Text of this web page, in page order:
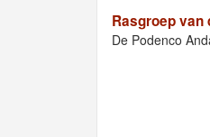
Rasgroep van
De Podenco